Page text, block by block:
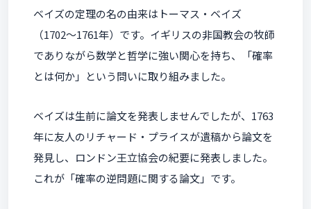
ベイズの定理の名の由来はトーマス・ベイズ
（1702〜1761年）です。イギリスの非国教会の牧師
でありながら数学と哲学に強い関心を持ち、「確率
とは何か」という問いに取り組みました。
ベイズは生前に論文を発表しませんでしたが、1763
年に友人のリチャード・プライスが遺稿から論文を
発見し、ロンドン王立協会の紀要に発表しました。
これが「確率の逆問題に関する論文」です。